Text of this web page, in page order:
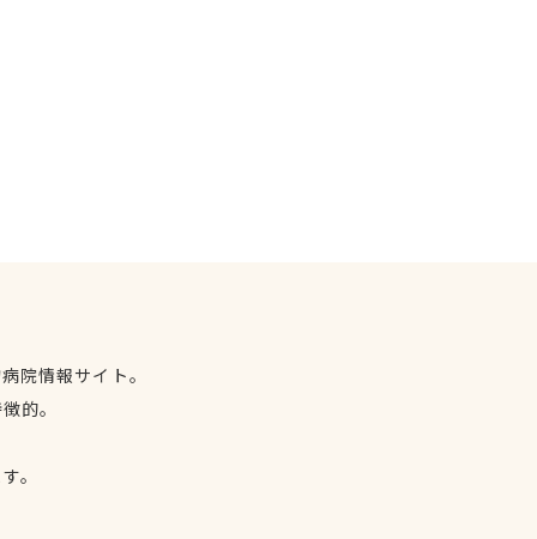
院情報サイト。
的。
。